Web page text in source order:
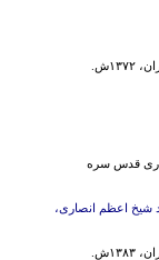
قدس‌ سره‌
شیخ اعظم انصاری،
۱۳۸۳ش.